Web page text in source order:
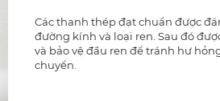
Các thanh thép đạt chuẩn được
đường kính và loại ren. Sau đó
và bảo vệ đầu ren để tránh hư
chuyển.